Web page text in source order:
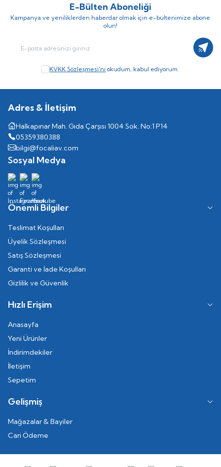
E-Bülten Aboneliği
Kampanya ve yeniliklerden haberdar olmak için e-bültenimize abone
olun!
KVKK Sözleşmesi'ni okudum, kabul ediyorum.
Adres & İletişim
Halkapınar Mah. Gıda Çarşısı 1004 Sok. No:1 P14
05359380388
bilgi@focaliav.com
Sosyal Medya
Önemli Bilgiler
Teslimat Koşulları
Üyelik Sözleşmesi
Satış Sözleşmesi
Garanti ve İade Koşulları
Gizlilik ve Güvenlik
Hızlı Erişim
Anasayfa
Yeni Ürünler
İndirimdekiler
İletişim
Sepetim
Gelişmiş
Mağazalar & Bayiler
Cari Ödeme